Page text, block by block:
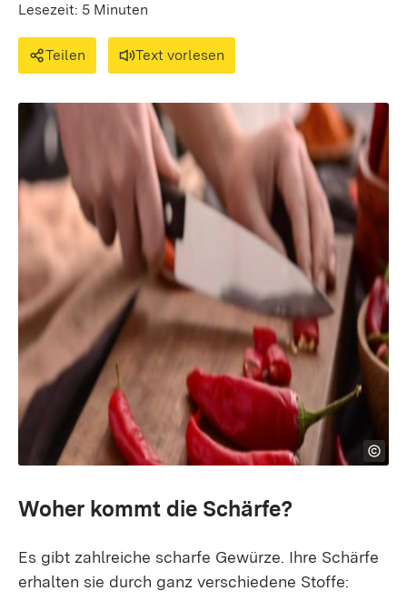
Lesezeit: 5 Minuten
Teilen Text vorlesen
Woher kommt die Schärfe?
Es gibt zahlreiche scharfe Gewürze. Ihre Schärfe
erhalten sie durch ganz verschiedene Stoffe: